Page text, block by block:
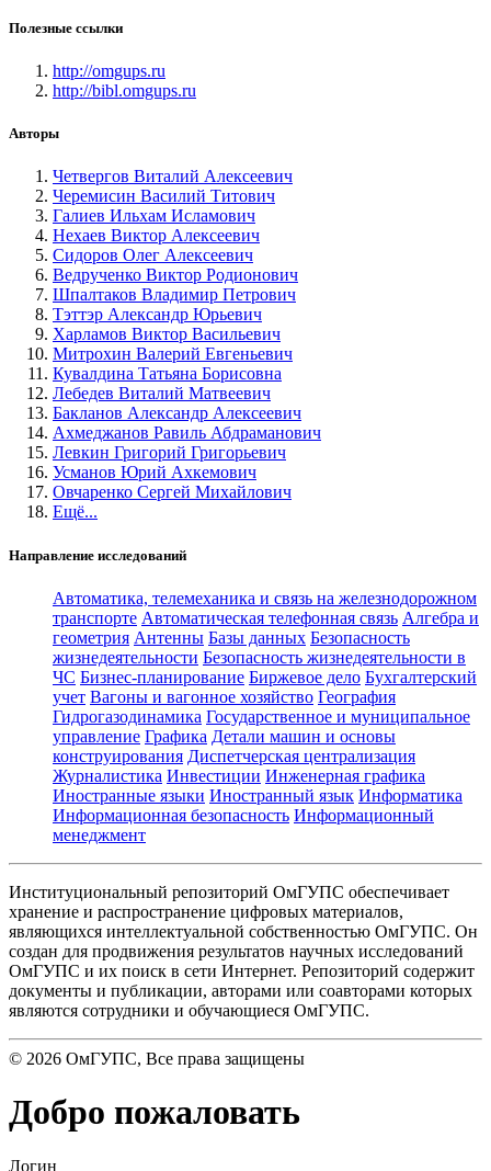
Полезные ссылки
http://omgups.ru
http://bibl.omgups.ru
Авторы
Четвергов Виталий Алексеевич
Черемисин Василий Титович
Галиев Ильхам Исламович
Нехаев Виктор Алексеевич
Сидоров Олег Алексеевич
Ведрученко Виктор Родионович
Шпалтаков Владимир Петрович
Тэттэр Александр Юрьевич
Харламов Виктор Васильевич
Митрохин Валерий Евгеньевич
Кувалдина Татьяна Борисовна
Лебедев Виталий Матвеевич
Бакланов Александр Алексеевич
Ахмеджанов Равиль Абдраманович
Левкин Григорий Григорьевич
Усманов Юрий Ахкемович
Овчаренко Сергей Михайлович
Ещё...
Направление исследований
Автоматика, телемеханика и связь на железнодорожном
транспорте Автоматическая телефонная связь Алгебра и
геометрия Антенны Базы данных Безопасность
жизнедеятельности Безопасность жизнедеятельности в
ЧС Бизнес-планирование Биржевое дело Бухгалтерский
учет Вагоны и вагонное хозяйство География
Гидрогазодинамика Государственное и муниципальное
управление Графика Детали машин и основы
конструирования Диспетчерская централизация
Журналистика Инвестиции Инженерная графика
Иностранные языки Иностранный язык Информатика
Информационная безопасность Информационный
менеджмент
Институциональный репозиторий ОмГУПС обеспечивает
хранение и распространение цифровых материалов,
являющихся интеллектуальной собственностью ОмГУПС. Он
создан для продвижения результатов научных исследований
ОмГУПС и их поиск в сети Интернет. Репозиторий содержит
документы и публикации, авторами или соавторами которых
являются сотрудники и обучающиеся ОмГУПС.
© 2026 ОмГУПС, Все права защищены
Добро пожаловать
Логин